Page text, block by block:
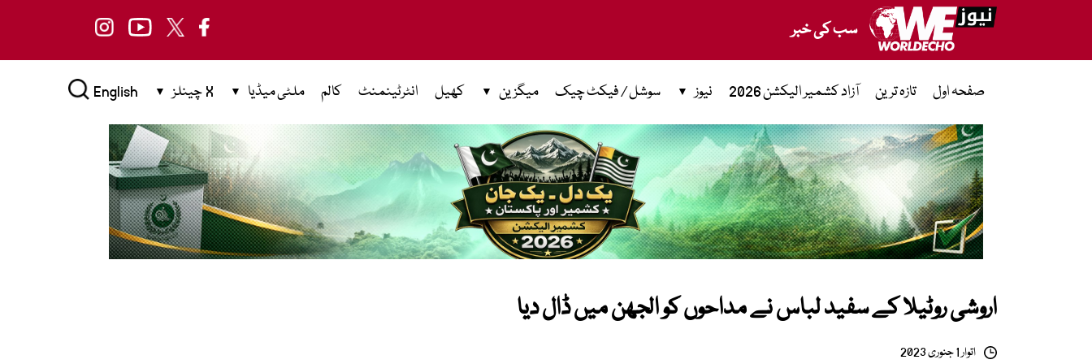
سب کی خبر
صفحہ اول تازہ ترین آزاد کشمیر الیکشن 2026 نیوز سوشل / فیکٹ چیک میگزین کھیل انٹرٹینمنٹ کالم ملٹی میڈیا X چینلز English
اروشی روٹیلا کے سفید لباس نے مداحوں کو الجھن میں ڈال دیا
اتوار 1 جنوری 2023